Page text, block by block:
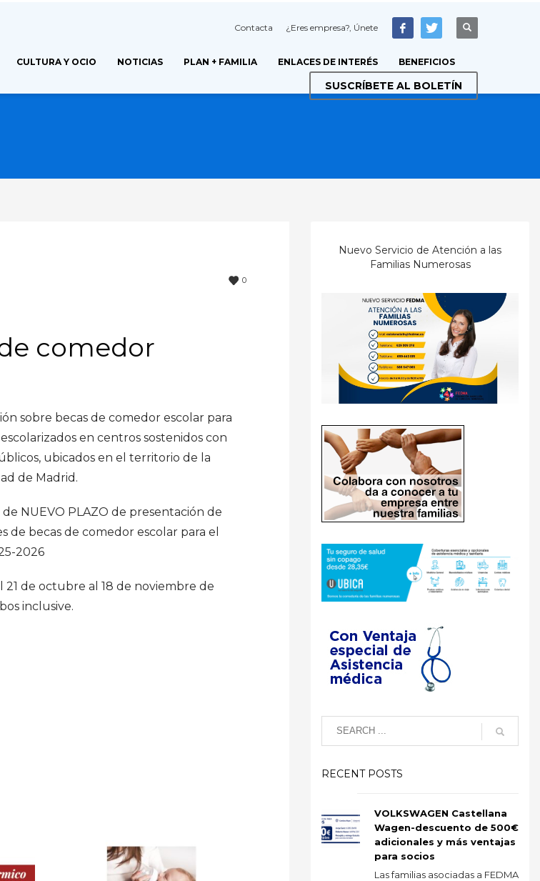
Contacta ¿Eres empresa?, Únete
CULTURA Y OCIO NOTICIAS PLAN + FAMILIA ENLACES DE INTERÉS BENEFICIOS
SUSCRÍBETE AL BOLETÍN
0
comedor
sobre becas de comedor escolar para
en centros sostenidos con
ubicados en el territorio de la
de Madrid.
NUEVO PLAZO de presentación de
de becas de comedor escolar para el
2026
21 de octubre al 18 de noviembre de
inclusive.
Nuevo Servicio de Atención a las
Familias Numerosas
RECENT POSTS
VOLKSWAGEN Castellana
Wagen-descuento de 500€
adicionales y más ventajas
para socios
Las familias asociadas a FEDMA